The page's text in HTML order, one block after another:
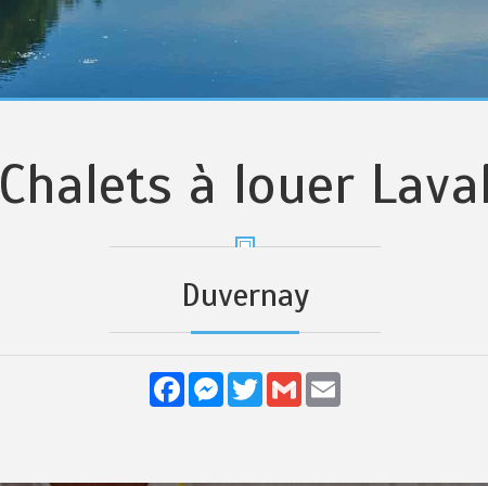
Chalets à louer
Duvernay
FacebookMessenger
TwitterGmail